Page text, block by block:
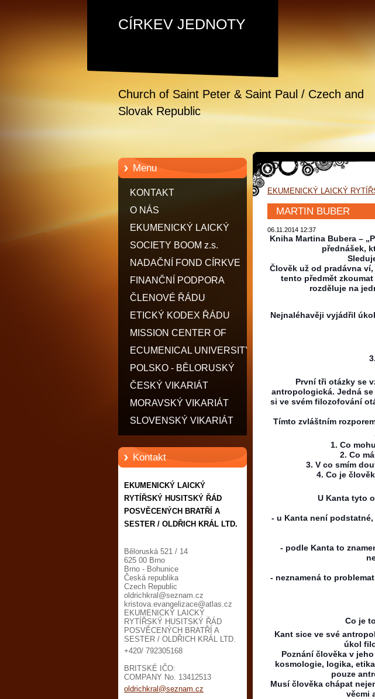
CÍRKEV JEDNOTY
Church of Saint Peter & Saint Paul / Czech and
Slovak Republic
Menu
KONTAKT
O NÁS
EKUMENICKÝ LAICKÝ
RYTÍŘSKÝ HUSITSKÝ ŘÁD
POSVĚCENÝCH BRATŘÍ A
SESTER / OLDŘICH KRÁL
LTD.
SOCIETY BOOM z.s.
NADAČNÍ FOND CÍRKVE
FINANČNÍ PODPORA
ČLENOVÉ ŘÁDU
ETICKÝ KODEX ŘÁDU
MISSION CENTER OF
MOTHER TERESA - CMMT
ECUMENICAL UNIVERSITY
POLSKO - BĚLORUSKÝ
VIKARIÁT
ČESKÝ VIKARIÁT
MORAVSKÝ VIKARIÁT
SLOVENSKÝ VIKARIÁT
Kontakt
EKUMENICKÝ LAICKÝ
RYTÍŘSKÝ HUSITSKÝ ŘÁD
POSVĚCENÝCH BRATŘÍ A
SESTER / OLDŘICH KRÁL LTD.
Běloruská 521 / 14
625 00 Brno
Brno - Bohunice
Česká republika
Czech Republic
oldrichkral@seznam.cz
kristova.evangelizace@atlas.cz
EKUMENICKÝ LAICKÝ
RYTÍŘSKÝ HUSITSKÝ ŘÁD
POSVĚCENÝCH BRATŘÍ A
SESTER / OLDŘICH KRÁL LTD.
+420/ 792305168
BRITSKÉ IČO:
COMPANY No. 13412513
oldrichkral@seznam.cz
EKUMENICKÝ LAICKÝ
MARTIN BUBER
06.11.2014 12:37
Kniha Martina Bubera –
přednášek,
Člověk už od pradávna
tento předmět
rozděluje na
Nejnaléhavěji vyjádřil
První tři otázky se
antropologická. Jedná
si ve svém filozofování
Tímto zvláštním
1. Co
2. Co
3. V co smím
4. Co je
U Kanta tyto
- u Kanta není
- podle Kanta to
- neznamená to
Co je
Kant sice ve své
úkol
Poznání člověka v
kosmologie, logika,
pouze
Musí člověka chápat
věcmi